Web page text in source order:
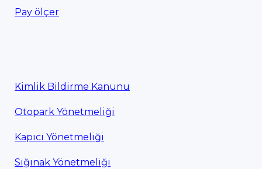
Pay ölçer
Kimlik Bildirme Kanunu
Otopark Yönetmeliği
Kapıcı Yönetmeliği
Sığınak Yönetmeliği